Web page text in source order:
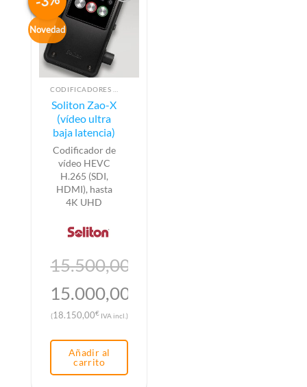
Novedad
Soliton Zao-X
(vídeo ultra
baja latencia)
Codificador de
vídeo HEVC
H.265 (SDI,
HDMI), hasta
4K UHD
15.500,00
El
original
era:
15.500,00€.
15.000,00
El
actual
(18.150,00€IVA incl.)
Añadir al
carrito